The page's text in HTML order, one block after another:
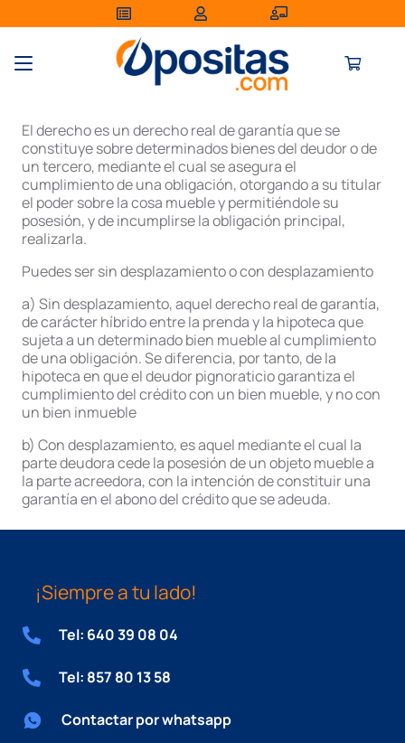
El derecho es un derecho real de garantía que se
constituye sobre determinados bienes del deudor o de
un tercero, mediante el cual se asegura el
cumplimiento de una obligación, otorgando a su titular
el poder sobre la cosa mueble y permitiéndole su
posesión, y de incumplirse la obligación principal,
realizarla.
Puedes ser sin desplazamiento o con desplazamiento
a) Sin desplazamiento, aquel derecho real de garantía,
de carácter híbrido entre la prenda y la hipoteca que
sujeta a un determinado bien mueble al cumplimiento
de una obligación. Se diferencia, por tanto, de la
hipoteca en que el deudor pignoraticio garantiza el
cumplimiento del crédito con un bien mueble, y no con
un bien inmueble
b) Con desplazamiento, es aquel mediante el cual la
parte deudora cede la posesión de un objeto mueble a
la parte acreedora, con la intención de constituir una
garantía en el abono del crédito que se adeuda.
¡Siempre a tu lado!
Tel: 640 39 08 04
Tel: 857 80 13 58
Contactar por whatsapp